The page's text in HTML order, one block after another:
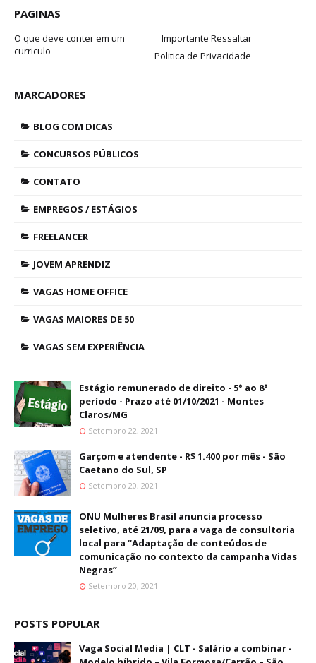
PAGINAS
O que deve conter em um
curriculo
Importante Ressaltar
Politica de Privacidade
MARCADORES
BLOG COM DICAS
CONCURSOS PÚBLICOS
CONTATO
EMPREGOS / ESTÁGIOS
FREELANCER
JOVEM APRENDIZ
VAGAS HOME OFFICE
VAGAS MAIORES DE 50
VAGAS SEM EXPERIÊNCIA
Estágio remunerado de direito - 5° ao 8°
período - Prazo até 01/10/2021 - Montes
Claros/MG
Setembro 22, 2021
Garçom e atendente - R$ 1.400 por mês - São
Caetano do Sul, SP
Setembro 20, 2021
ONU Mulheres Brasil anuncia processo
seletivo, até 21/09, para a vaga de consultoria
local para “Adaptação de conteúdos de
comunicação no contexto da campanha Vidas
Negras”
Setembro 20, 2021
POSTS POPULAR
Vaga Social Media | CLT - Salário a combinar -